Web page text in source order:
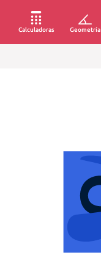
Calculadoras Geometría